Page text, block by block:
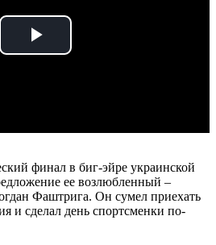
Play
финал в биг-эйре украинской
ее возлюбленный –
Фаштрига. Он сумел приехать
и сделал день спортсменки по-